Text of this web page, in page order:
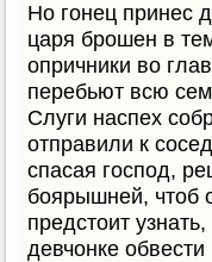
Но гонец принес
царя брошен в
опричники во
перебьют всю
Слуги наспех
отправили к
спасая господ,
боярышней, чтоб
предстоит
девчонке